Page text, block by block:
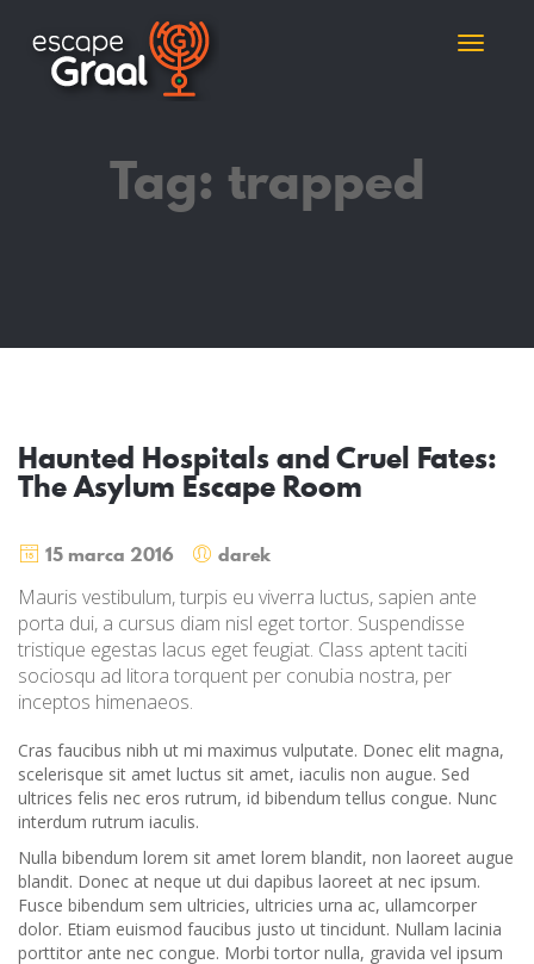
Toggle
Tag: trapped
Haunted Hospitals and Cruel Fates:
The Asylum Escape Room
15 marca 2016
darek
Mauris vestibulum, turpis eu viverra luctus, sapien ante
porta dui, a cursus diam nisl eget tortor. Suspendisse
tristique egestas lacus eget feugiat. Class aptent taciti
sociosqu ad litora torquent per conubia nostra, per
inceptos himenaeos.
Cras faucibus nibh ut mi maximus vulputate. Donec elit magna,
scelerisque sit amet luctus sit amet, iaculis non augue. Sed
ultrices felis nec eros rutrum, id bibendum tellus congue. Nunc
interdum rutrum iaculis.
Nulla bibendum lorem sit amet lorem blandit, non laoreet augue
blandit. Donec at neque ut dui dapibus laoreet at nec ipsum.
Fusce bibendum sem ultricies, ultricies urna ac, ullamcorper
dolor. Etiam euismod faucibus justo ut tincidunt. Nullam lacinia
porttitor ante nec congue. Morbi tortor nulla, gravida vel ipsum